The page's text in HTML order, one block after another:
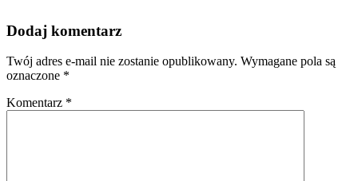
Dodaj komentarz
Twój adres e-mail nie zostanie opublikowany. Wymagane pola są
oznaczone *
Komentarz *